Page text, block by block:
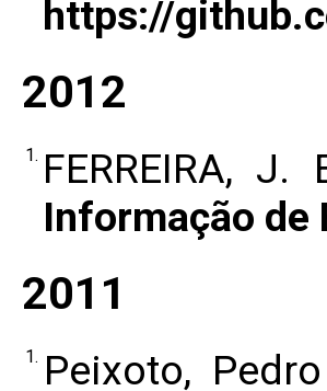
https://
2012
1. FERREIRA,
Informação de
2011
1. Peixoto,